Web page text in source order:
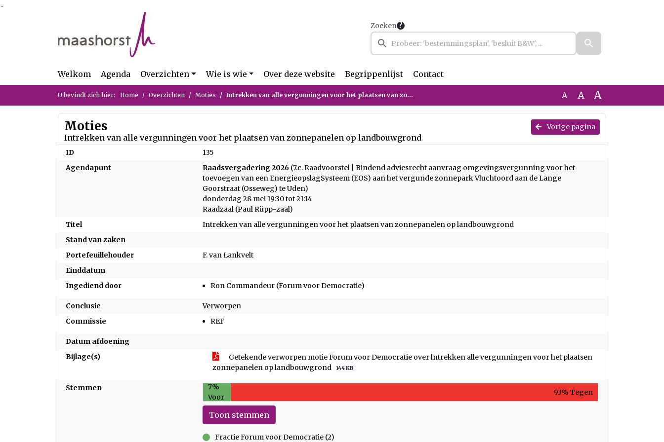
Zoeken
Welkom Agenda Overzichten Wie is wie Over deze website Begrippenlijst Contact
U bevindt zich hier: Home Overzichten Moties Intrekken van alle vergunningen voor het plaatsen van zonnepanelen op landbouwgrond A A A
Vorige pagina
Moties
Intrekken van alle vergunningen voor het plaatsen van zonnepanelen op landbouwgrond
ID
135
Agendapunt
Raadsvergadering 2026 (7.c. Raadvoorstel | Bindend adviesrecht aanvraag omgevingsvergunning voor het
toevoegen van een EnergieopslagSysteem (EOS) aan het vergunde zonnepark Vluchtoord aan de Lange
Goorstraat (Osseweg) te Uden)
donderdag 28 mei 19:30 tot 21:14
Raadzaal (Paul Rüpp-zaal)
Titel
Intrekken van alle vergunningen voor het plaatsen van zonnepanelen op landbouwgrond
Stand van zaken
Portefeuillehouder
F. van Lankvelt
Einddatum
Ingediend door
Ron Commandeur (Forum voor Democratie)
Conclusie
Verworpen
Commissie
REF
Datum afdoening
Bijlage(s)
Getekende verworpen motie Forum voor Democratie over lntrekken alle vergunningen voor het plaatsen
zonnepanelen op landbouwgrond
144 KB
Stemmen
7%
Voor
93% Tegen
Toon stemmen
Fractie Forum voor Democratie (2)